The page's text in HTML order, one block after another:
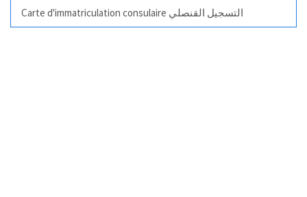
Carte d'immatriculation consulaire التسجيل القنصلي